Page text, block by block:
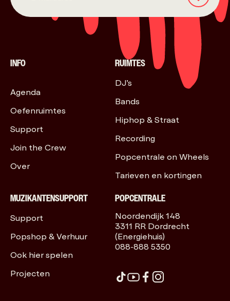
INFO
Agenda
Oefenruimtes
Support
Join the Crew
Over
RUIMTES
DJ’s
Bands
Hiphop & Straat
Recording
Popcentrale on Wheels
Tarieven en kortingen
MUZIKANTENSUPPORT
Support
Popshop & Verhuur
Ook hier spelen
Projecten
POPCENTRALE
Noordendijk 148
3311 RR Dordrecht
(Energiehuis)
088-888 5350